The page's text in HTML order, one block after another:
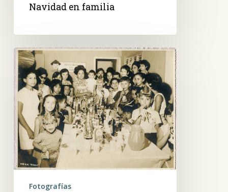
Navidad en familia
Cumpleaños
infantil
Fotografías